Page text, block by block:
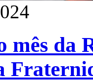
mês da